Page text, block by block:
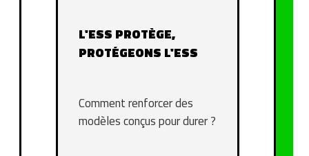
L'ESS PROTÈGE,
PROTÉGEONS L'ESS
Comment renforcer des
modèles conçus pour durer ?